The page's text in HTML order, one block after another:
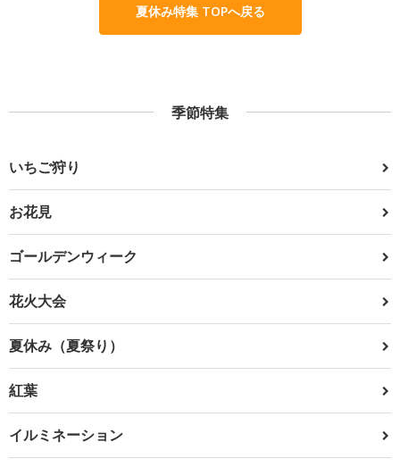
夏休み特集 TOPへ戻る
季節特集
いちご狩り
お花見
ゴールデンウィーク
花火大会
夏休み（夏祭り）
紅葉
イルミネーション